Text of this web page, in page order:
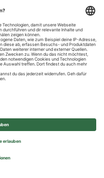
All rights reserved